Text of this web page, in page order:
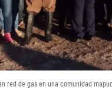
red de gas en una comunidad